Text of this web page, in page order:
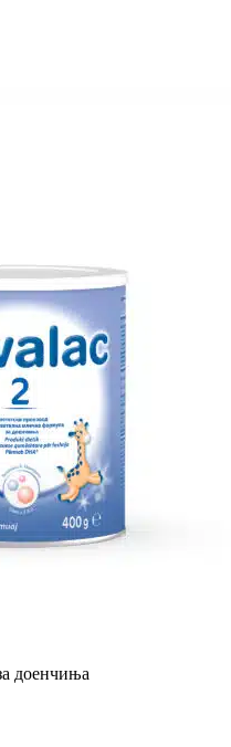
доенчиња